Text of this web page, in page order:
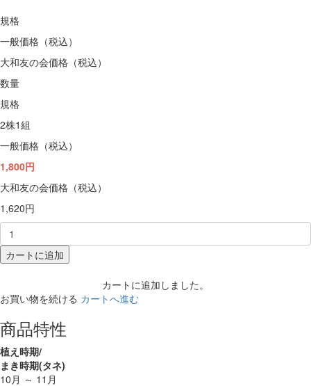
規格
一般価格（税込）
大和友の会価格（税込）
数量
規格
2株1組
一般価格（税込）
1,800円
大和友の会価格（税込）
1,620円
カートに追加
カートに追加しました。
お買い物を続ける カートへ進む
商品特性
植え時期/
まき時期(タネ)
10月 ～ 11月